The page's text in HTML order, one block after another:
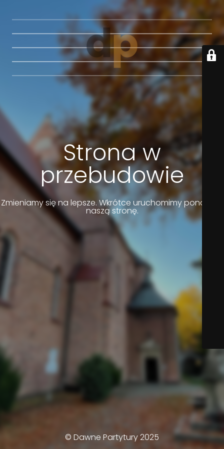
Strona w
przebudowie
Zmieniamy się na lepsze. Wkrótce uruchomimy ponownie
naszą stronę.
© Dawne Partytury 2025